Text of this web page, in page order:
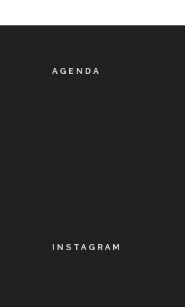
AGENDA
INSTAGRAM